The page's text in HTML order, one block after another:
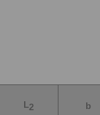
L2 b